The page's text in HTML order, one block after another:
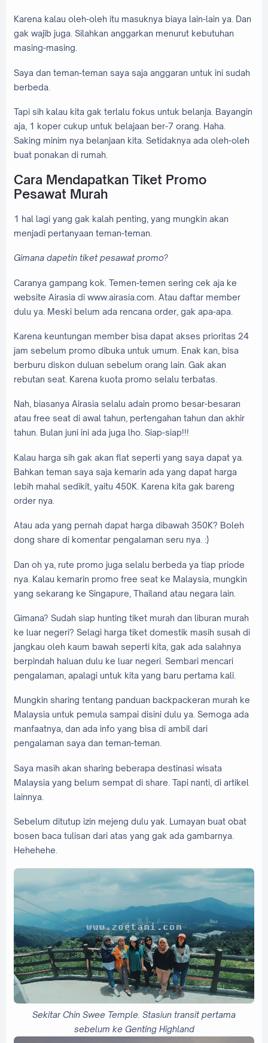
Karena kalau oleh-oleh itu masuknya biaya lain-lain ya. Dan
gak wajib juga. Silahkan anggarkan menurut kebutuhan
masing-masing.
Saya dan teman-teman saya saja anggaran untuk ini sudah
berbeda.
Tapi sih kalau kita gak terlalu fokus untuk belanja. Bayangin
aja, 1 koper cukup untuk belajaan ber-7 orang. Haha.
Saking minim nya belanjaan kita. Setidaknya ada oleh-oleh
buat ponakan di rumah.
Cara Mendapatkan Tiket Promo
Pesawat Murah
1 hal lagi yang gak kalah penting, yang mungkin akan
menjadi pertanyaan teman-teman.
Gimana dapetin tiket pesawat promo?
Caranya gampang kok. Temen-temen sering cek aja ke
website Airasia di www.airasia.com. Atau daftar member
dulu ya. Meski belum ada rencana order, gak apa-apa.
Karena keuntungan member bisa dapat akses prioritas 24
jam sebelum promo dibuka untuk umum. Enak kan, bisa
berburu diskon duluan sebelum orang lain. Gak akan
rebutan seat. Karena kuota promo selalu terbatas.
Nah, biasanya Airasia selalu adain promo besar-besaran
atau free seat di awal tahun, pertengahan tahun dan akhir
tahun. Bulan juni ini ada juga lho. Siap-siap!!!
Kalau harga sih gak akan flat seperti yang saya dapat ya.
Bahkan teman saya saja kemarin ada yang dapat harga
lebih mahal sedikit, yaitu 450K. Karena kita gak bareng
order nya.
Atau ada yang pernah dapat harga dibawah 350K? Boleh
dong share di komentar pengalaman seru nya. :)
Dan oh ya, rute promo juga selalu berbeda ya tiap priode
nya. Kalau kemarin promo free seat ke Malaysia, mungkin
yang sekarang ke Singapure, Thailand atau negara lain.
Gimana? Sudah siap hunting tiket murah dan liburan murah
ke luar negeri? Selagi harga tiket domestik masih susah di
jangkau oleh kaum bawah seperti kita, gak ada salahnya
berpindah haluan dulu ke luar negeri. Sembari mencari
pengalaman, apalagi untuk kita yang baru pertama kali.
Mungkin sharing tentang panduan backpackeran murah ke
Malaysia untuk pemula sampai disini dulu ya. Semoga ada
manfaatnya, dan ada info yang bisa di ambil dari
pengalaman saya dan teman-teman.
Saya masih akan sharing beberapa destinasi wisata
Malaysia yang belum sempat di share. Tapi nanti, di artikel
lainnya.
Sebelum ditutup izin mejeng dulu yak. Lumayan buat obat
bosen baca tulisan dari atas yang gak ada gambarnya.
Hehehehe.
Sekitar Chin Swee Temple. Stasiun transit pertama
sebelum ke Genting Highland